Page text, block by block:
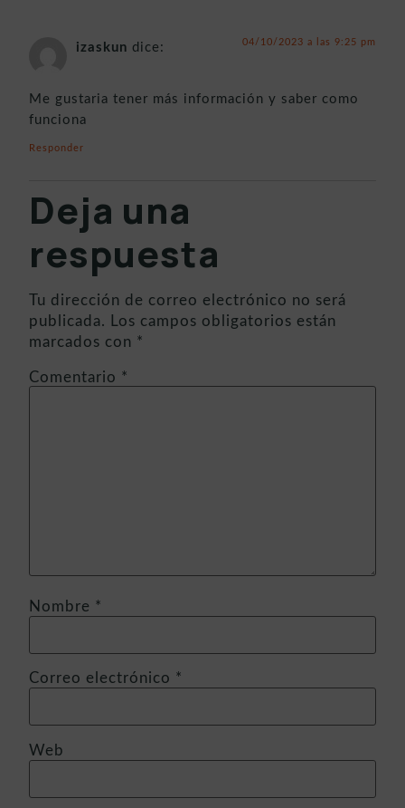
izaskun dice: 04/10/2023 a las 9:25 pm
Me gustaria tener más información y saber como
funciona
Responder
Deja una
respuesta
Tu dirección de correo electrónico no será
publicada.
Los campos obligatorios están
marcados con *
Comentario *
Nombre *
Correo electrónico *
Web